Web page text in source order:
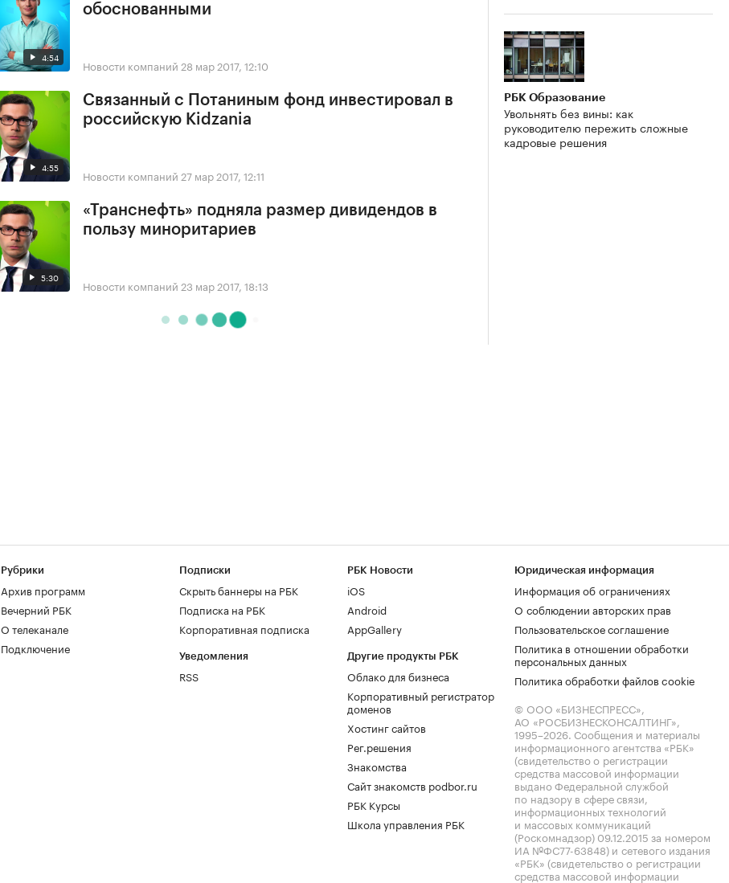
4:54
обоснованными
Новости компаний 28 мар 2017, 12:10
4:55
Связанный с Потаниным фонд инвестировал в
российскую Kidzania
Новости компаний 27 мар 2017, 12:11
5:30
«Транснефть» подняла размер дивидендов в
пользу миноритариев
Новости компаний 23 мар 2017, 18:13
РБК Образование
Увольнять без вины: как
руководителю пережить сложные
кадровые решения
Рубрики
Архив программ
Вечерний РБК
О телеканале
Подключение
Подписки
Скрыть баннеры на РБК
Подписка на РБК
Корпоративная подписка
Уведомления
RSS
РБК Новости
iOS
Android
AppGallery
Другие продукты РБК
Облако для бизнеса
Корпоративный регистратор
доменов
Хостинг сайтов
Рег.решения
Знакомства
Сайт знакомств podbor.ru
РБК Курсы
Школа управления РБК
Юридическая информация
Информация об ограничениях
О соблюдении авторских прав
Пользовательское соглашение
Политика в отношении обработки
персональных данных
Политика обработки файлов cookie
© ООО «БИЗНЕСПРЕСС»,
АО «РОСБИЗНЕСКОНСАЛТИНГ»,
1995–2026. Сообщения и материалы
информационного агентства «РБК»
(свидетельство о регистрации
средства массовой информации
выдано Федеральной службой
по надзору в сфере связи,
информационных технологий
и массовых коммуникаций
(Роскомнадзор) 09.12.2015 за номером
ИА №ФС77-63848) и сетевого издания
«РБК» (свидетельство о регистрации
средства массовой информации